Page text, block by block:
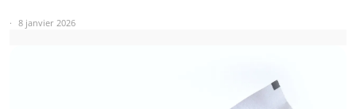
8 janvier 2026